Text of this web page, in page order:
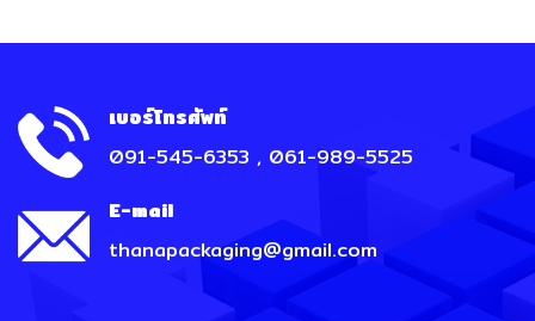
เบอร์โทรศัพท์
091-545-6353 , 061-989-5525
E-mail
thanapackaging@gmail.com